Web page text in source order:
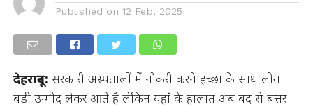
Published on 12 Feb, 2025
देहरादून: सरकारी अस्पतालों में नौकरी करने इच्छा के साथ लोग
बड़ी उम्मीद लेकर आते है लेकिन यहां के हालात अब बद से बत्तर